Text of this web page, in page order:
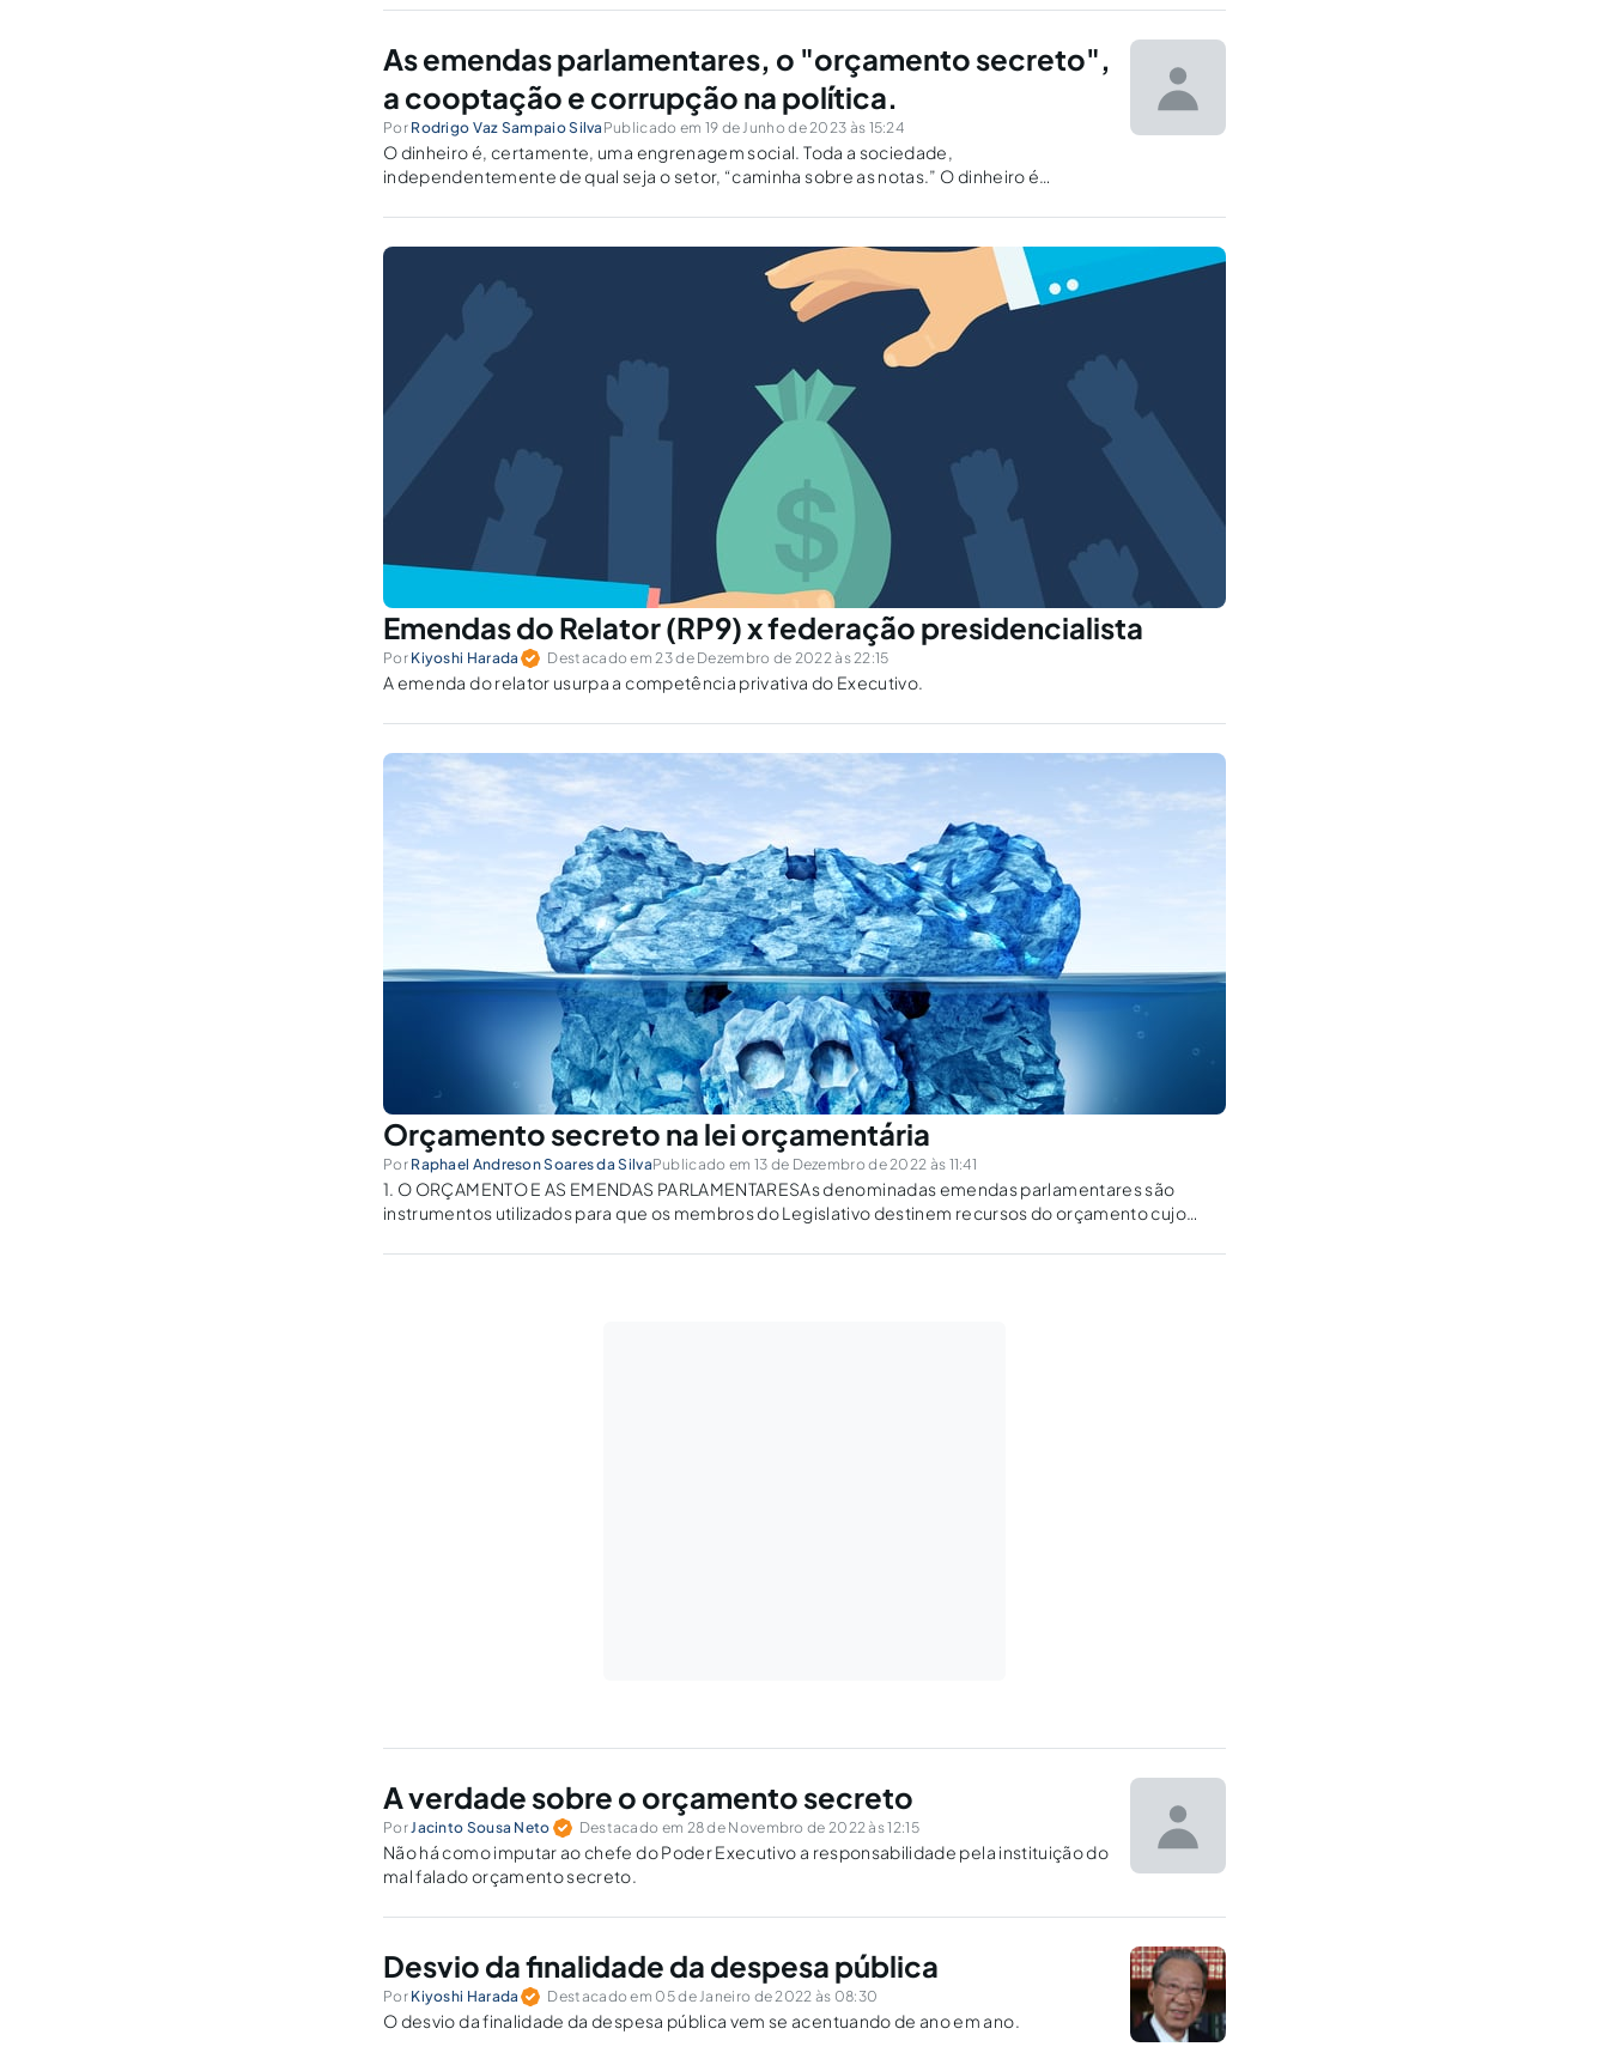
As emendas parlamentares, o "orçamento secreto",
a cooptação e corrupção na política.
Por Rodrigo Vaz Sampaio Silva Publicado em 19 de Junho de 2023 às 15:24
O dinheiro é, certamente, uma engrenagem social. Toda a sociedade,
independentemente de qual seja o setor, “caminha sobre as notas.” O dinheiro é
uma ferramenta. Ele irá...
Emendas do Relator (RP9) x federação presidencialista
Por Kiyoshi Harada Destacado em 23 de Dezembro de 2022 às 22:15
A emenda do relator usurpa a competência privativa do Executivo.
Orçamento secreto na lei orçamentária
Por Raphael Andreson Soares da SilvaPublicado em 13 de Dezembro de 2022 às 11:41
1. O ORÇAMENTO E AS EMENDAS PARLAMENTARESAs denominadas emendas parlamentares são
instrumentos utilizados para que os membros do Legislativo destinem recursos do orçamento cujo
Federal, elas...
A verdade sobre o orçamento secreto
PorJacinto Sousa Neto Destacado em 28 de Novembro de 2022 às 12:15
Não há como imputar ao chefe do Poder Executivo a responsabilidade pela instituição do
mal falado orçamento secreto.
Desvio da finalidade da despesa pública
Por Kiyoshi Harada Destacado em 05 de Janeiro de 2022 às 08:30
O desvio da finalidade da despesa pública vem se acentuando de ano em ano.